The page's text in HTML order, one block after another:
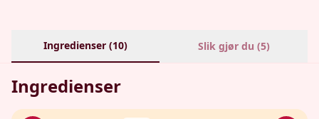
Ingredienser (10) Slik gjør du (5)
Ingredienser